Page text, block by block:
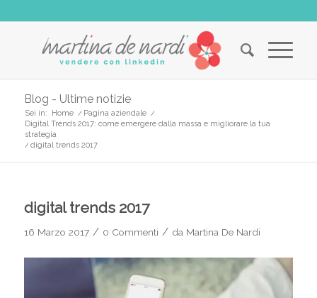
Blog - Ultime notizie
Sei in: Home / Pagina aziendale /
Digital Trends 2017: come emergere dalla massa e migliorare la tua
strategia
/ digital trends 2017
digital trends 2017
16 Marzo 2017 / 0 Commenti / da Martina De Nardi